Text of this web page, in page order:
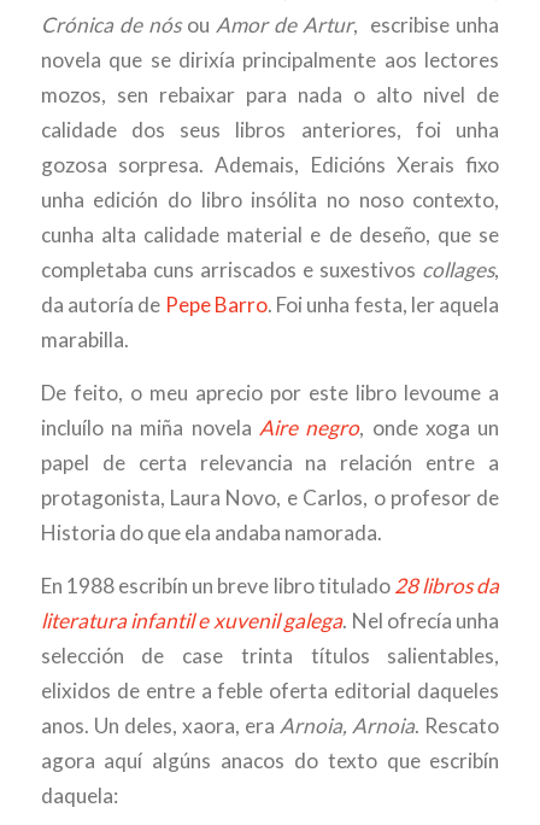
Crónica de nósou Amor de Artur, escribise unha
novela que se dirixía principalmente aos lectores
mozos, sen rebaixar para nada o alto nivel de
calidade dos seus libros anteriores, foi unha
gozosa sorpresa. Ademais, Edicións Xerais fixo
unha edición do libro insólita no noso contexto,
cunha alta calidade material e de deseño, que se
completaba cuns arriscados e suxestivos collages,
da autoría de Pepe Barro. Foi unha festa, ler aquela
marabilla.
De feito, o meu aprecio por este libro levoume a
incluílo na miña novela Aire negro, onde xoga un
papel de certa relevancia na relación entre a
protagonista, Laura Novo, e Carlos, o profesor de
Historia do que ela andaba namorada.
En 1988 escribín un breve libro titulado28 libros da
literatura infantil e xuvenil galega. Nel ofrecía unha
selección de case trinta títulos salientables,
elixidos de entre a feble oferta editorial daqueles
anos. Un deles, xaora, era Arnoia, Arnoia. Rescato
agora aquí algúns anacos do texto que escribín
daquela: